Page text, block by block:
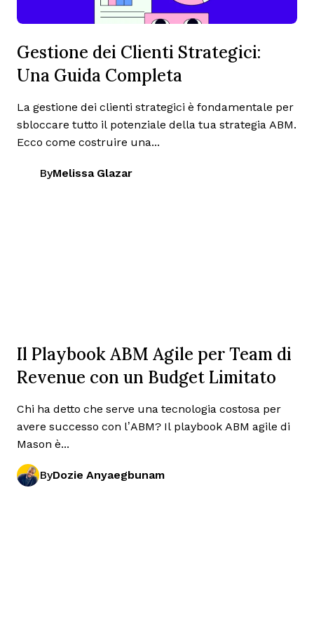
Gestione dei Clienti Strategici:
Una Guida Completa
La gestione dei clienti strategici è fondamentale per
sbloccare tutto il potenziale della tua strategia ABM.
Ecco come costruire una...
ByMelissa Glazar
Il Playbook ABM Agile per Team di
Revenue con un Budget Limitato
Chi ha detto che serve una tecnologia costosa per
avere successo con l’ABM? Il playbook ABM agile di
Mason è...
ByDozie Anyaegbunam